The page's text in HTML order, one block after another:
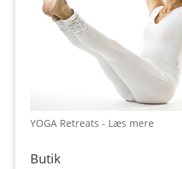
YOGA Retreats - Læs mere
Butik